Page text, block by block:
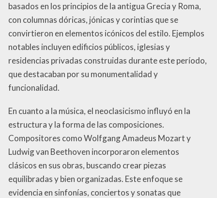
basados en los principios de la antigua Grecia y Roma,
con columnas dóricas, jónicas y corintias que se
convirtieron en elementos icónicos del estilo. Ejemplos
notables incluyen edificios públicos, iglesias y
residencias privadas construidas durante este período,
que destacaban por su monumentalidad y
funcionalidad.
En cuanto a la música, el neoclasicismo influyó en la
estructura y la forma de las composiciones.
Compositores como Wolfgang Amadeus Mozart y
Ludwig van Beethoven incorporaron elementos
clásicos en sus obras, buscando crear piezas
equilibradas y bien organizadas. Este enfoque se
evidencia en sinfonías, conciertos y sonatas que